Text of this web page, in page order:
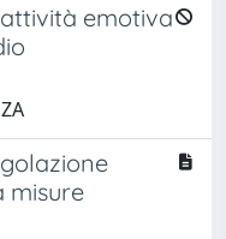
emotiva
misure